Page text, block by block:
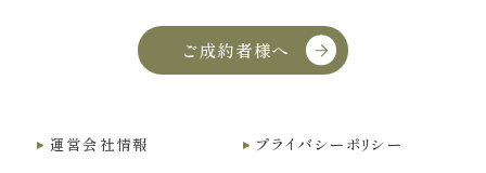
ご成約者様へ
運営会社情報 プライバシーポリシー